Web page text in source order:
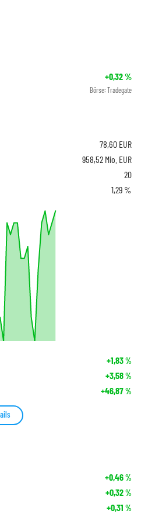
+0,32%
Börse: Tradegate
78,60 EUR
958,52 Mio. EUR
20
1,29 %
+1,83%
+3,58%
+46,87%
+0,46%
+0,32%
+0,31 %